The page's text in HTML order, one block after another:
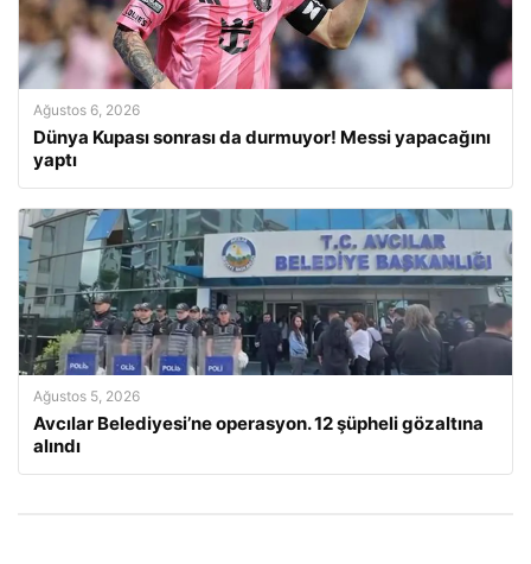
Ağustos 6, 2026
Dünya Kupası sonrası da durmuyor! Messi yapacağını
yaptı
Ağustos 5, 2026
Avcılar Belediyesi’ne operasyon. 12 şüpheli gözaltına
alındı